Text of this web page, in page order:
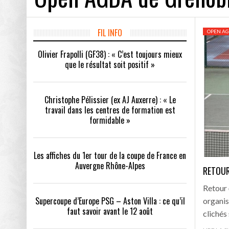
Les affiches du
Supercoupe
Qui sont les
Choisir son
Les calendriers
Info MS.
L’ancien
Record
OLIVIER FRAPOLLI (GF38) : « C’EST TOUJOURS
MIEUX QUE LE RÉSULTAT SOIT POSITIF »
CHRISTOPHE PÉLISSIER
TRAVAIL DANS LES
EST FORMIDABLE »
OPEN
Retour
clichés
FIL INFO
Olivier Frapolli (GF38) : « C’est toujours mieux
que le résultat soit positif »
Christophe Pélissier (ex AJ Auxerre) : « Le
travail dans les centres de formation est
formidable »
Les affiches du 1er tour de la coupe de France en
Auvergne Rhône-Alpes
Supercoupe d’Europe PSG – Aston Villa : ce qu’il
faut savoir avant le 12 août